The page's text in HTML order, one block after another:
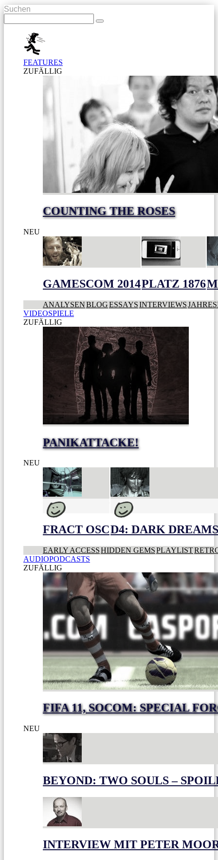
Suchen
FEATURES
ZUFÄLLIG
COUNTING THE ROSES
NEU
GAMESCOM 2014PLATZ 1876
ANALYSENBLOGESSAYSINTERVIEWS
VIDEOSPIELE
ZUFÄLLIG
PANIKATTACKE!
NEU
FRACT OSCD4: DARK
EARLY ACCESSHIDDEN GEMSPLAYLIST
AUDIOPODCASTS
ZUFÄLLIG
FIFA 11, SOCOM: SPECIAL
NEU
BEYOND: TWO SOULS –
INTERVIEW MIT PETER